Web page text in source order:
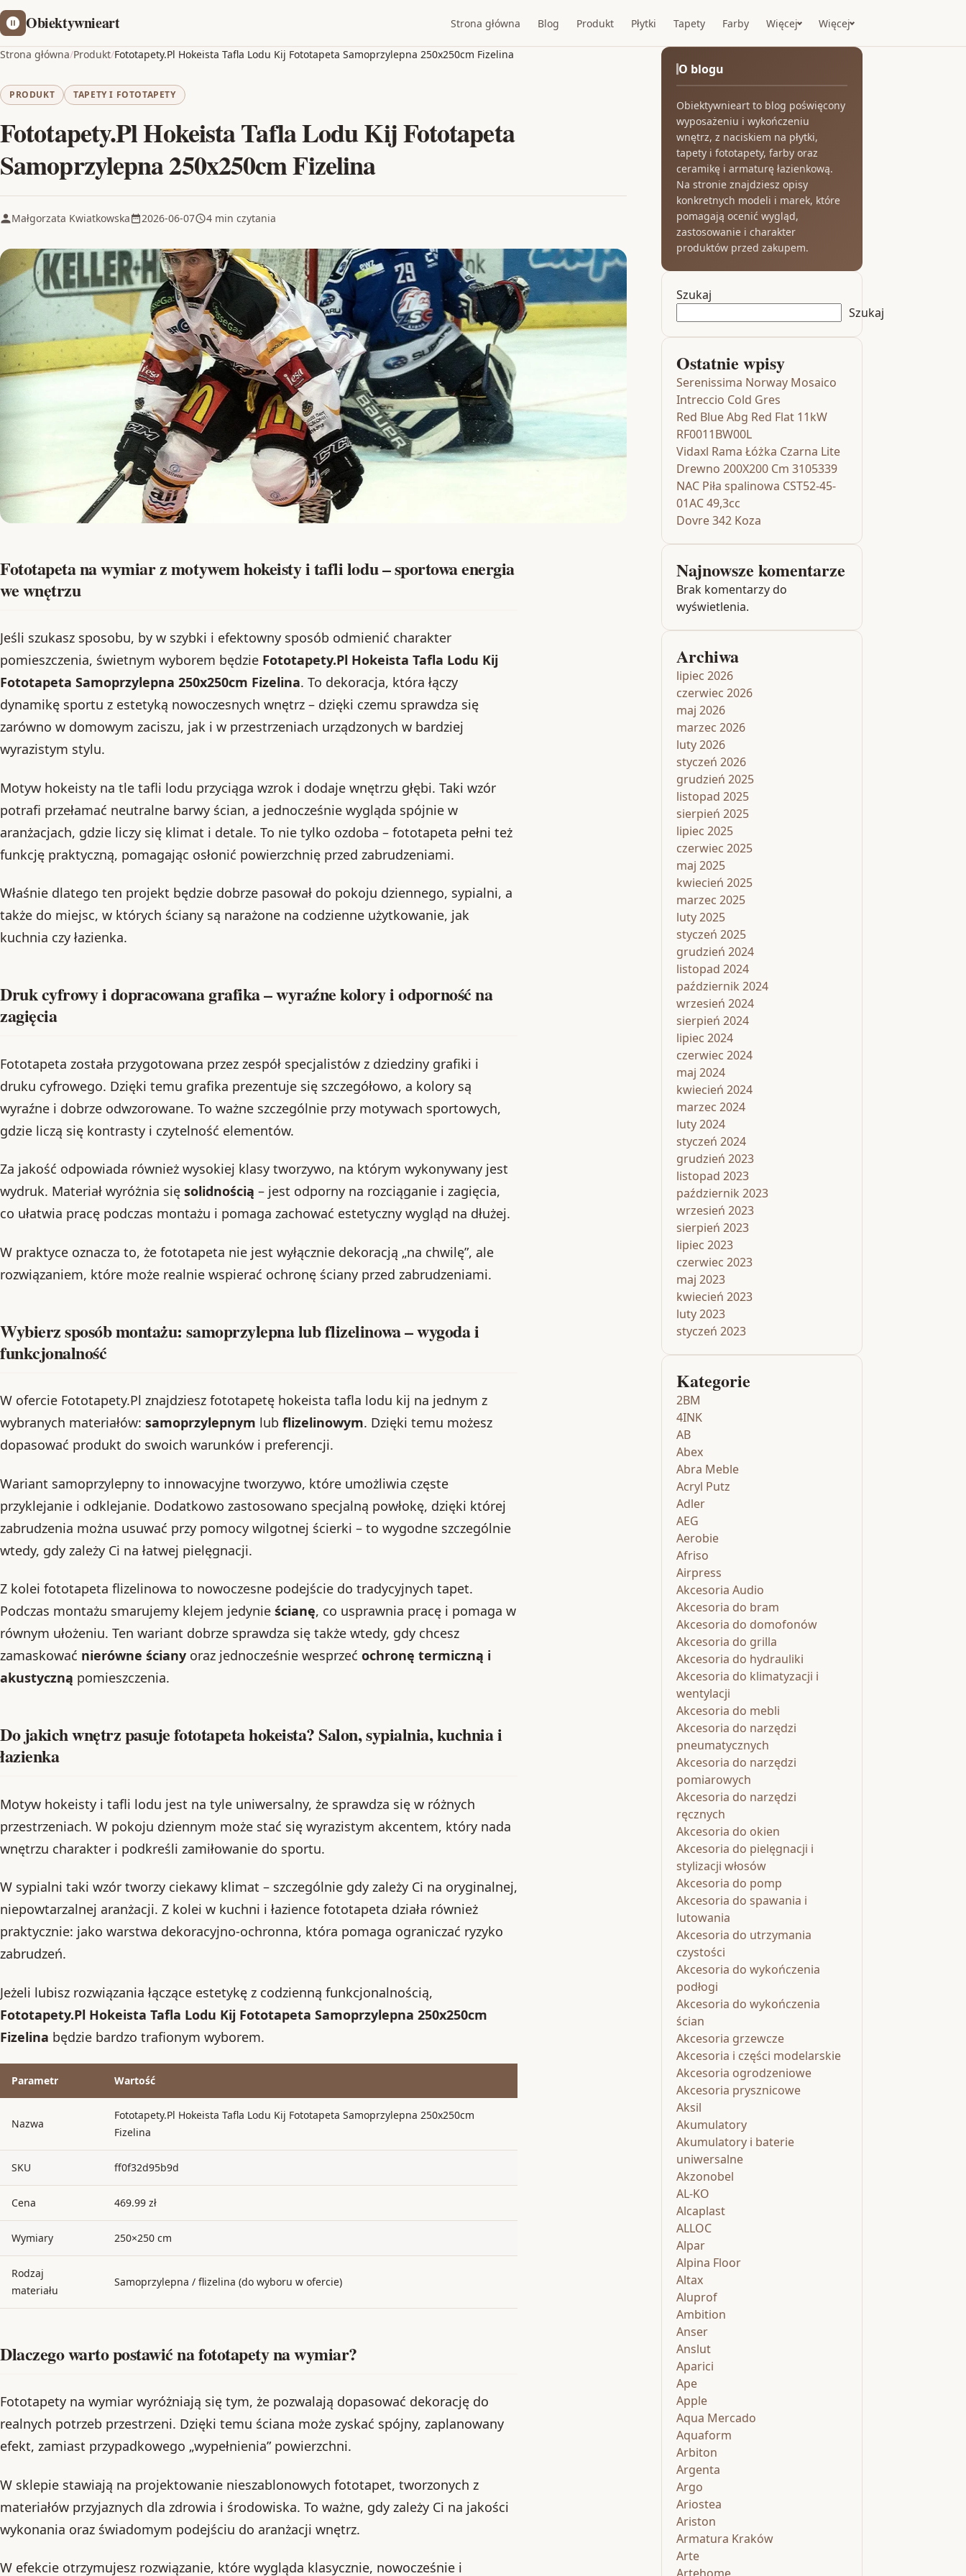
Obiektywnieart Strona główna Blog Produkt Płytki Tapety Farby Więcej Więcej
Strona główna/Produkt/Fototapety.Pl Hokeista Tafla Lodu Kij Fototapeta Samoprzylepna 250x250cm Fizelina
PRODUKT TAPETY I FOTOTAPETY
Fototapety.Pl Hokeista Tafla Lodu Kij Fototapeta
Samoprzylepna 250x250cm Fizelina
Małgorzata Kwiatkowska 2026-06-07 4 min czytania
Fototapeta na wymiar z motywem hokeisty i tafli lodu – sportowa energia
we wnętrzu
Jeśli szukasz sposobu, by w szybki i efektowny sposób odmienić charakter
pomieszczenia, świetnym wyborem będzie Fototapety.Pl Hokeista Tafla Lodu Kij
Fototapeta Samoprzylepna 250x250cm Fizelina. To dekoracja, która łączy
dynamikę sportu z estetyką nowoczesnych wnętrz – dzięki czemu sprawdza się
zarówno w domowym zaciszu, jak i w przestrzeniach urządzonych w bardziej
wyrazistym stylu.
Motyw hokeisty na tle tafli lodu przyciąga wzrok i dodaje wnętrzu głębi. Taki wzór
potrafi przełamać neutralne barwy ścian, a jednocześnie wygląda spójnie w
aranżacjach, gdzie liczy się klimat i detale. To nie tylko ozdoba – fototapeta pełni też
funkcję praktyczną, pomagając osłonić powierzchnię przed zabrudzeniami.
Właśnie dlatego ten projekt będzie dobrze pasował do pokoju dziennego, sypialni, a
także do miejsc, w których ściany są narażone na codzienne użytkowanie, jak
kuchnia czy łazienka.
Druk cyfrowy i dopracowana grafika – wyraźne kolory i odporność na
zagięcia
Fototapeta została przygotowana przez zespół specjalistów z dziedziny grafiki i
druku cyfrowego. Dzięki temu grafika prezentuje się szczegółowo, a kolory są
wyraźne i dobrze odwzorowane. To ważne szczególnie przy motywach sportowych,
gdzie liczą się kontrasty i czytelność elementów.
Za jakość odpowiada również wysokiej klasy tworzywo, na którym wykonywany jest
wydruk. Materiał wyróżnia się solidnością – jest odporny na rozciąganie i zagięcia,
co ułatwia pracę podczas montażu i pomaga zachować estetyczny wygląd na dłużej.
W praktyce oznacza to, że fototapeta nie jest wyłącznie dekoracją „na chwilę”, ale
rozwiązaniem, które może realnie wspierać ochronę ściany przed zabrudzeniami.
Wybierz sposób montażu: samoprzylepna lub flizelinowa – wygoda i
funkcjonalność
W ofercie Fototapety.Pl znajdziesz fototapetę hokeista tafla lodu kij na jednym z
wybranych materiałów: samoprzylepnym lub flizelinowym. Dzięki temu możesz
dopasować produkt do swoich warunków i preferencji.
Wariant samoprzylepny to innowacyjne tworzywo, które umożliwia częste
przyklejanie i odklejanie. Dodatkowo zastosowano specjalną powłokę, dzięki której
zabrudzenia można usuwać przy pomocy wilgotnej ścierki – to wygodne szczególnie
wtedy, gdy zależy Ci na łatwej pielęgnacji.
Z kolei fototapeta flizelinowa to nowoczesne podejście do tradycyjnych tapet.
Podczas montażu smarujemy klejem jedynie ścianę, co usprawnia pracę i pomaga w
równym ułożeniu. Ten wariant dobrze sprawdza się także wtedy, gdy chcesz
zamaskować nierówne ściany oraz jednocześnie wesprzeć ochronę termiczną i
akustyczną pomieszczenia.
Do jakich wnętrz pasuje fototapeta hokeista? Salon, sypialnia, kuchnia i
łazienka
Motyw hokeisty i tafli lodu jest na tyle uniwersalny, że sprawdza się w różnych
przestrzeniach. W pokoju dziennym może stać się wyrazistym akcentem, który nada
wnętrzu charakter i podkreśli zamiłowanie do sportu.
W sypialni taki wzór tworzy ciekawy klimat – szczególnie gdy zależy Ci na oryginalnej,
niepowtarzalnej aranżacji. Z kolei w kuchni i łazience fototapeta działa również
praktycznie: jako warstwa dekoracyjno-ochronna, która pomaga ograniczać ryzyko
zabrudzeń.
Jeżeli lubisz rozwiązania łączące estetykę z codzienną funkcjonalnością,
Fototapety.Pl Hokeista Tafla Lodu Kij Fototapeta Samoprzylepna 250x250cm
Fizelina będzie bardzo trafionym wyborem.
Parametr Wartość
Nazwa
Fototapety.Pl Hokeista Tafla Lodu Kij Fototapeta Samoprzylepna 250x250cm
Fizelina
SKU ff0f32d95b9d
Cena 469.99 zł
Wymiary 250×250 cm
Rodzaj
materiału
Samoprzylepna / flizelina (do wyboru w ofercie)
Dlaczego warto postawić na fototapety na wymiar?
Fototapety na wymiar wyróżniają się tym, że pozwalają dopasować dekorację do
realnych potrzeb przestrzeni. Dzięki temu ściana może zyskać spójny, zaplanowany
efekt, zamiast przypadkowego „wypełnienia” powierzchni.
W sklepie stawiają na projektowanie nieszablonowych fototapet, tworzonych z
materiałów przyjaznych dla zdrowia i środowiska. To ważne, gdy zależy Ci na jakości
wykonania oraz świadomym podejściu do aranżacji wnętrz.
W efekcie otrzymujesz rozwiązanie, które wygląda klasycznie, nowocześnie i
O blogu
Obiektywnieart to blog poświęcony
wyposażeniu i wykończeniu
wnętrz, z naciskiem na płytki,
tapety i fototapety, farby oraz
ceramikę i armaturę łazienkową.
Na stronie znajdziesz opisy
konkretnych modeli i marek, które
pomagają ocenić wygląd,
zastosowanie i charakter
produktów przed zakupem.
Szukaj
Szukaj
Ostatnie wpisy
Serenissima Norway Mosaico
Intreccio Cold Gres
Red Blue Abg Red Flat 11kW
RF0011BW00L
Vidaxl Rama Łóżka Czarna Lite
Drewno 200X200 Cm 3105339
NAC Piła spalinowa CST52-45-
01AC 49,3cc
Dovre 342 Koza
Najnowsze komentarze
Brak komentarzy do
wyświetlenia.
Archiwa
lipiec 2026
czerwiec 2026
maj 2026
marzec 2026
luty 2026
styczeń 2026
grudzień 2025
listopad 2025
sierpień 2025
lipiec 2025
czerwiec 2025
maj 2025
kwiecień 2025
marzec 2025
luty 2025
styczeń 2025
grudzień 2024
listopad 2024
październik 2024
wrzesień 2024
sierpień 2024
lipiec 2024
czerwiec 2024
maj 2024
kwiecień 2024
marzec 2024
luty 2024
styczeń 2024
grudzień 2023
listopad 2023
październik 2023
wrzesień 2023
sierpień 2023
lipiec 2023
czerwiec 2023
maj 2023
kwiecień 2023
luty 2023
styczeń 2023
Kategorie
2BM
4INK
AB
Abex
Abra Meble
Acryl Putz
Adler
AEG
Aerobie
Afriso
Airpress
Akcesoria Audio
Akcesoria do bram
Akcesoria do domofonów
Akcesoria do grilla
Akcesoria do hydrauliki
Akcesoria do klimatyzacji i
wentylacji
Akcesoria do mebli
Akcesoria do narzędzi
pneumatycznych
Akcesoria do narzędzi
pomiarowych
Akcesoria do narzędzi
ręcznych
Akcesoria do okien
Akcesoria do pielęgnacji i
stylizacji włosów
Akcesoria do pomp
Akcesoria do spawania i
lutowania
Akcesoria do utrzymania
czystości
Akcesoria do wykończenia
podłogi
Akcesoria do wykończenia
ścian
Akcesoria grzewcze
Akcesoria i części modelarskie
Akcesoria ogrodzeniowe
Akcesoria prysznicowe
Aksil
Akumulatory
Akumulatory i baterie
uniwersalne
Akzonobel
AL-KO
Alcaplast
ALLOC
Alpar
Alpina Floor
Altax
Aluprof
Ambition
Anser
Anslut
Aparici
Ape
Apple
Aqua Mercado
Aquaform
Arbiton
Argenta
Argo
Ariostea
Ariston
Armatura Kraków
Arte